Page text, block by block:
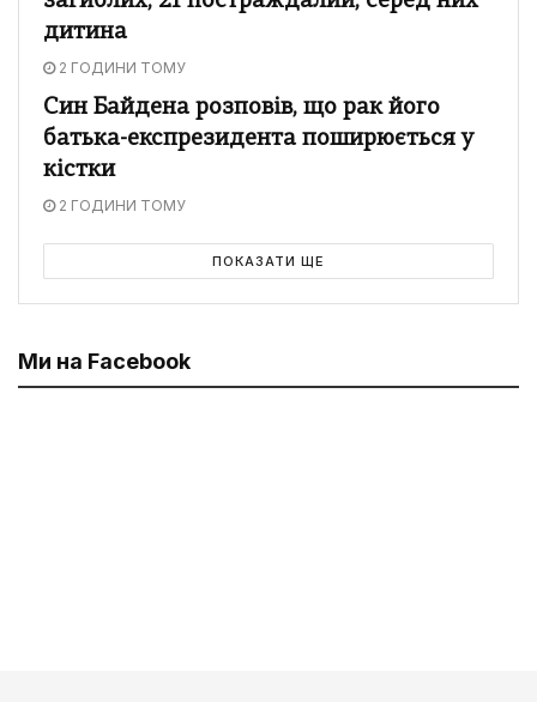
дитина
2 ГОДИНИ ТОМУ
Син Байдена розповів, що рак його
батька-експрезидента поширюється у
кістки
2 ГОДИНИ ТОМУ
ПОКАЗАТИ ЩЕ
Ми на Facebook